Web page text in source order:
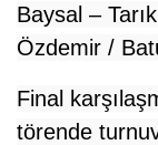
Baysal –
Özdemir /
Final
törende